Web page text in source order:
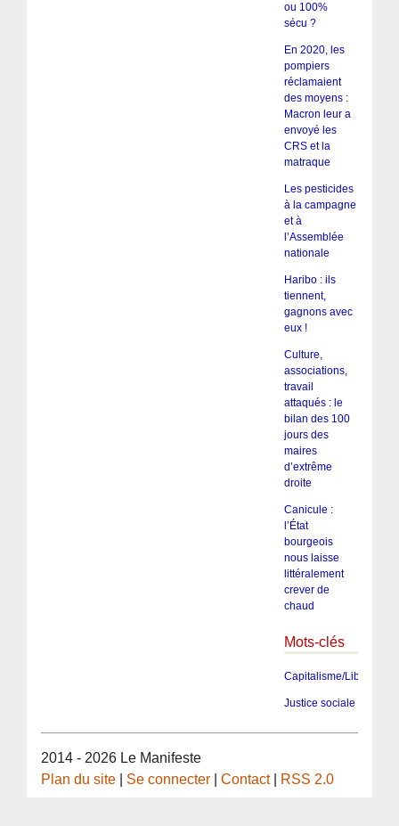
ou 100%
sécu ?
En 2020, les
pompiers
réclamaient
des moyens :
Macron leur a
envoyé les
CRS et la
matraque
Les pesticides
à la campagne
et à
l’Assemblée
nationale
Haribo : ils
tiennent,
gagnons avec
eux !
Culture,
associations,
travail
attaqués : le
bilan des 100
jours des
maires
d’extrême
droite
Canicule :
l’État
bourgeois
nous laisse
littéralement
crever de
chaud
Mots-clés
Capitalisme/
Justice sociale
2014 - 2026 Le Manifeste
Plan du site
Se connecter |Contact| RSS 2.0